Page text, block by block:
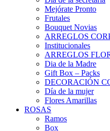
Mejórate Pronto
Frutales
Bouquet Novias
ARREGLOS
Institucionales
ARREGLOS
Dia de la Madre
Gift Box – Packs
DECORACIÓN
Día de la mujer
Flores Amarillas
ROSAS
Ramos
Box